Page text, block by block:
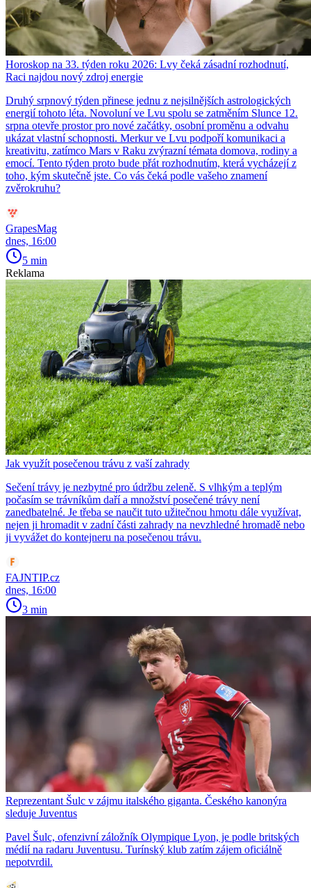
Horoskop na 33. týden roku 2026: Lvy čeká zásadní rozhodnutí,
Raci najdou nový zdroj energie
Druhý srpnový týden přinese jednu z nejsilnějších astrologických
energií tohoto léta. Novoluní ve Lvu spolu se zatměním Slunce 12.
srpna otevře prostor pro nové začátky, osobní proměnu a odvahu
ukázat vlastní schopnosti. Merkur ve Lvu podpoří komunikaci a
kreativitu, zatímco Mars v Raku zvýrazní témata domova, rodiny a
emocí. Tento týden proto bude přát rozhodnutím, která vycházejí z
toho, kým skutečně jste. Co vás čeká podle vašeho znamení
zvěrokruhu?
GrapesMag
dnes, 16:00
5 min
Reklama
Jak využít posečenou trávu z vaší zahrady
Sečení trávy je nezbytné pro údržbu zeleně. S vlhkým a teplým
počasím se trávníkům daří a množství posečené trávy není
zanedbatelné. Je třeba se naučit tuto užitečnou hmotu dále využívat,
nejen ji hromadit v zadní části zahrady na nevzhledné hromadě nebo
ji vyvážet do kontejneru na posečenou trávu.
FAJNTIP.cz
dnes, 16:00
3 min
Reprezentant Šulc v zájmu italského giganta. Českého kanonýra
sleduje Juventus
Pavel Šulc, ofenzivní záložník Olympique Lyon, je podle britských
médií na radaru Juventusu. Turínský klub zatím zájem oficiálně
nepotvrdil.